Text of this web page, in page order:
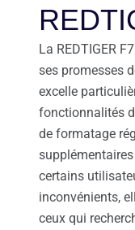
La REDTIGER
ses promesses
excelle
fonctionnalités
de formatage
certains
inconvénients,
ceux qui